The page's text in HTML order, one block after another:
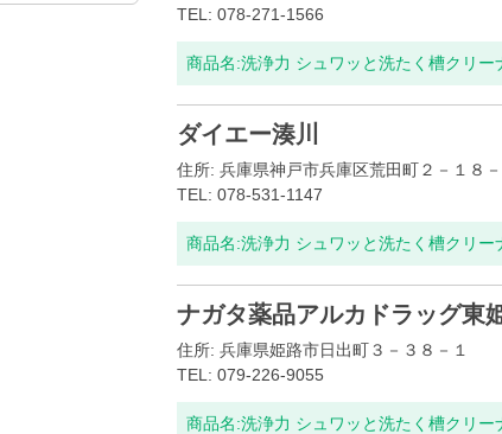
TEL: 078-271-1566
商品名:洗浄力 シュワッと洗たく槽クリ
ダイエー湊川
住所: 兵庫県神戸市兵庫区荒田町２－１８
TEL: 078-531-1147
商品名:洗浄力 シュワッと洗たく槽クリ
ナガタ薬品アルカドラッグ東
住所: 兵庫県姫路市日出町３－３８－１
TEL: 079-226-9055
商品名:洗浄力 シュワッと洗たく槽クリ